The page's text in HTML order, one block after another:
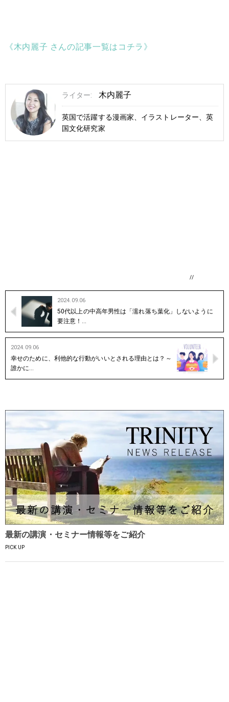
《木内麗子 さんの記事一覧はコチラ》
ライター: 木内麗子
英国で活躍する漫画家、イラストレーター、英
国文化研究家
//
2024.09.06
50代以上の中高年男性は「濡れ落ち葉化」しないように
要注意！…
2024.09.06
幸せのために、利他的な行動がいいとされる理由とは？～
誰かに…
最新の講演・セミナー情報等をご紹介
PICK UP